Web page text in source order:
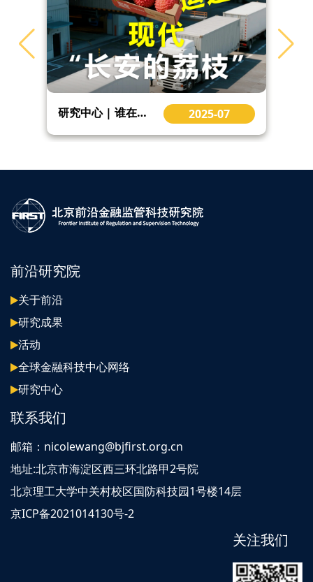
研究中心 | 谁在运送现代“长安的荔枝” Cold Chain Express 2025-07
前沿研究院
关于前沿
研究成果
活动
全球金融科技中心网络
研究中心
联系我们
邮箱：nicolewang@bjfirst.org.cn
地址:北京市海淀区西三环北路甲2号院
北京理工大学中关村校区国防科技园1号楼14层
京ICP备2021014130号-2
关注我们